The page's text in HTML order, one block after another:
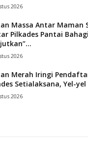
2026
Massa Antar Maman
Pilkades Pantai
2026
Merah Iringi
Setialaksana, Yel-yel
2026